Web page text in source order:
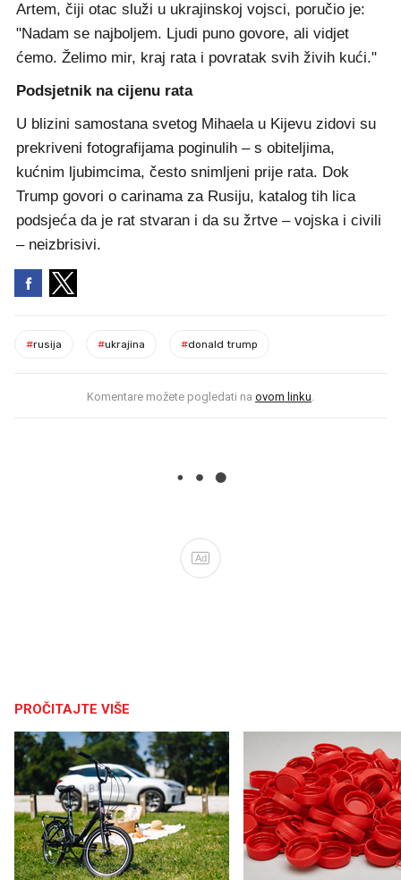
Artem, čiji otac služi u ukrajinskoj vojsci, poručio je:
"Nadam se najboljem. Ljudi puno govore, ali vidjet
ćemo. Želimo mir, kraj rata i povratak svih živih kući."
Podsjetnik na cijenu rata
U blizini samostana svetog Mihaela u Kijevu zidovi su
prekriveni fotografijama poginulih – s obiteljima,
kućnim ljubimcima, često snimljeni prije rata. Dok
Trump govori o carinama za Rusiju, katalog tih lica
podsjeća da je rat stvaran i da su žrtve – vojska i civili
– neizbrisivi.
#rusija #ukrajina #donald trump
Komentare možete pogledati na ovom linku.
Ad
PROČITAJTE VIŠE